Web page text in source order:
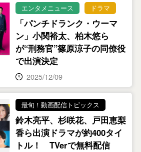
エンタメニュース ドラマ
「パンチドランク・ウーマ
ン」小関裕太、柏木悠ら
が“刑務官”篠原涼子の同僚役
で出演決定
2025/12/09
最旬！動画配信トピックス
鈴木亮平、杉咲花、戸田恵梨
香ら出演ドラマが約400タイ
トル！ TVerで無料配信